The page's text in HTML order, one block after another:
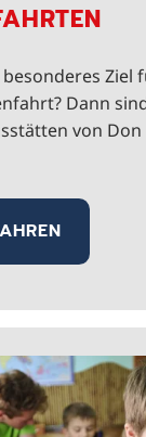
besonderes Ziel
Dann
von Don